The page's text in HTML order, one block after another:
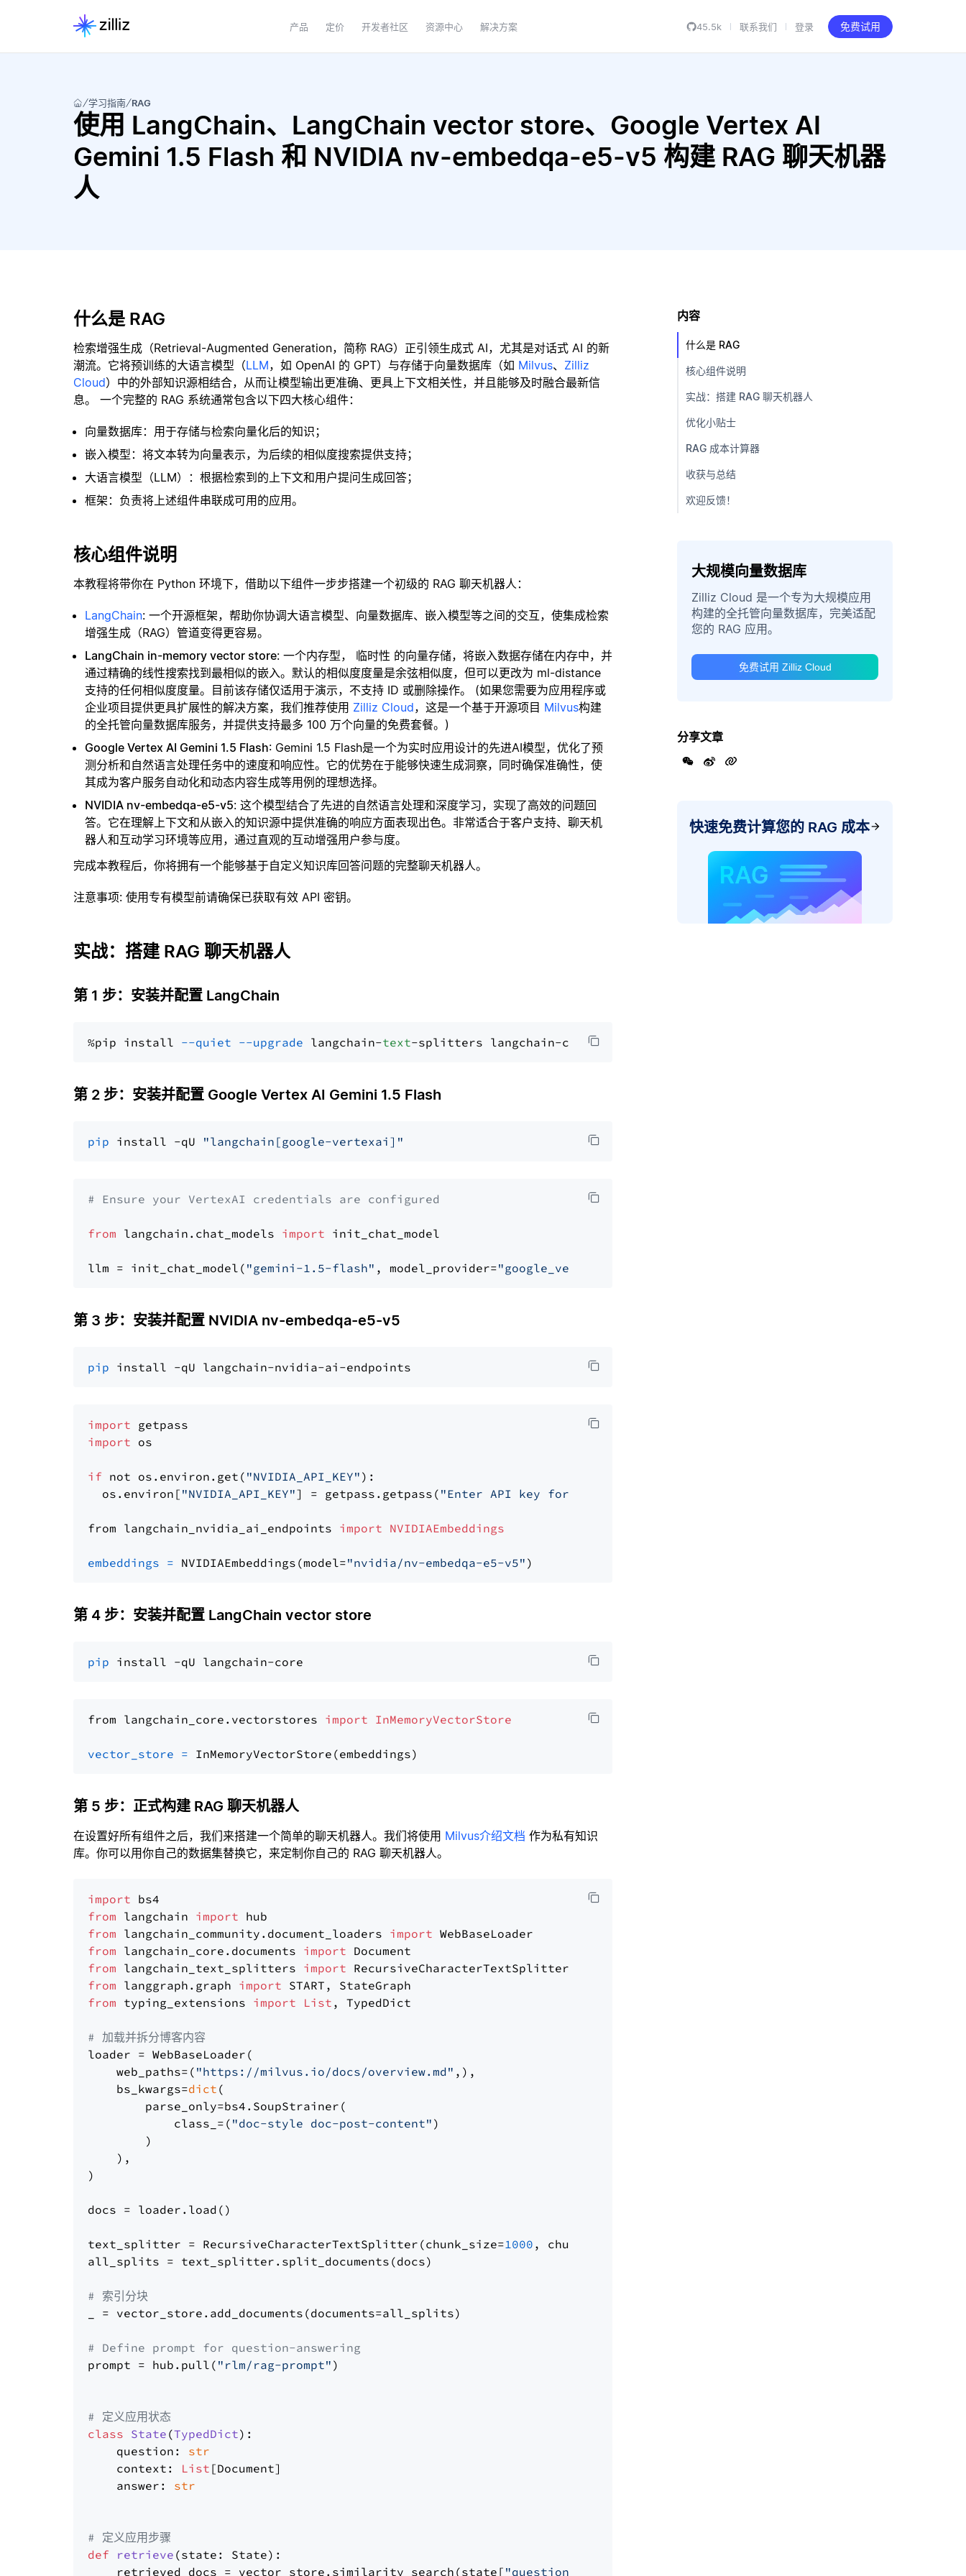
产品 定价 开发者社区 资源中心 解决方案 45.5k 联系我们 登录 免费试用
学习指南 RAG
使用 LangChain、LangChain vector store、Google Vertex AI
Gemini 1.5 Flash 和 NVIDIA nv-embedqa-e5-v5 构建 RAG 聊天机器
人
什么是 RAG
检索增强生成（Retrieval-Augmented Generation，简称 RAG）正引领生成式 AI，尤其是对话式 AI 的新
潮流。它将预训练的大语言模型（LLM，如 OpenAI 的 GPT）与存储于向量数据库（如 Milvus、 Zilliz
Cloud）中的外部知识源相结合，从而让模型输出更准确、更具上下文相关性，并且能够及时融合最新信
息。 一个完整的 RAG 系统通常包含以下四大核心组件：
向量数据库：用于存储与检索向量化后的知识；
嵌入模型：将文本转为向量表示，为后续的相似度搜索提供支持；
大语言模型（LLM）：根据检索到的上下文和用户提问生成回答；
框架：负责将上述组件串联成可用的应用。
核心组件说明
本教程将带你在 Python 环境下，借助以下组件一步步搭建一个初级的 RAG 聊天机器人：
LangChain: 一个开源框架，帮助你协调大语言模型、向量数据库、嵌入模型等之间的交互，使集成检索
增强生成（RAG）管道变得更容易。
LangChain in-memory vector store: 一个内存型， 临时性 的向量存储，将嵌入数据存储在内存中，并
通过精确的线性搜索找到最相似的嵌入。默认的相似度度量是余弦相似度，但可以更改为 ml-distance
支持的任何相似度度量。目前该存储仅适用于演示，不支持 ID 或删除操作。 (如果您需要为应用程序或
企业项目提供更具扩展性的解决方案，我们推荐使用 Zilliz Cloud，这是一个基于开源项目 Milvus构建
的全托管向量数据库服务，并提供支持最多 100 万个向量的免费套餐。)
Google Vertex AI Gemini 1.5 Flash: Gemini 1.5 Flash是一个为实时应用设计的先进AI模型，优化了预
测分析和自然语言处理任务中的速度和响应性。它的优势在于能够快速生成洞察，同时确保准确性，使
其成为客户服务自动化和动态内容生成等用例的理想选择。
NVIDIA nv-embedqa-e5-v5: 这个模型结合了先进的自然语言处理和深度学习，实现了高效的问题回
答。它在理解上下文和从嵌入的知识源中提供准确的响应方面表现出色。非常适合于客户支持、聊天机
器人和互动学习环境等应用，通过直观的互动增强用户参与度。
完成本教程后，你将拥有一个能够基于自定义知识库回答问题的完整聊天机器人。
注意事项: 使用专有模型前请确保已获取有效 API 密钥。
实战：搭建 RAG 聊天机器人
第 1 步：安装并配置 LangChain
%pip install --quiet --upgrade langchain-text
第 2 步：安装并配置 Google Vertex AI Gemini 1.5 Flash
pip install -qU "langchain[google-vertexai]"
# Ensure your VertexAI credentials are configured
from langchain.chat_models import init_chat_model
llm = init_chat_model( "gemini-1.5-flash" , model_provider="google_vertexai"
第 3 步：安装并配置 NVIDIA nv-embedqa-e5-v5
pip
import
import os
if not os.environ.get( "NVIDIA_API_KEY" ):
  os.environ[
"NVIDIA_API_KEY"] = getpass.getpass( "Enter API key for NVIDIA: "
from langchain_nvidia_ai_endpoints import NVIDIAEmbeddings
embeddings = NVIDIAEmbeddings(model="nvidia/nv-embedqa-e5-v5"
第 4 步：安装并配置 LangChain vector store
pip
from langchain_core.vectorstores import InMemoryVectorStore
vector_store =
第 5 步：正式构建 RAG 聊天机器人
在设置好所有组件之后，我们来搭建一个简单的聊天机器人。我们将使用 Milvus介绍文档 作为私有知识
库。你可以用你自己的数据集替换它，来定制你自己的 RAG 聊天机器人。
import
from langchain import
from langchain_community.document_loaders import
from langchain_core.documents import
from langchain_text_splitters import
from langgraph.graph import
from typing_extensions import List , TypedDict
# 加载并拆分博客内容
loader = WebBaseLoader(
    web_paths=(
"https://milvus.io/docs/overview.md" ,),
    bs_kwargs=
dict (
        parse_only=bs4.SoupStrainer(
            class_=(
"doc-style doc-post-content" )
        )
    ),
)
docs = loader.load()
text_splitter = RecursiveCharacterTextSplitter(chunk_size=1000 , chunk_overlap=
all_splits = text_splitter.split_documents(docs)
# 索引分块
_ = vector_store.add_documents(documents=all_splits)
# Define prompt for question-answering
prompt = hub.pull( "rlm/rag-prompt" )
# 定义应用状态
class State (TypedDict):
    question:
str
    context:
List [Document]
    answer:
str
# 定义应用步骤
def
retrieve (state: State):
    retrieved_docs = vector_store.similarity_search(state[
"question"
内容
什么是 RAG
核心组件说明
实战：搭建 RAG 聊天机器人
优化小贴士
RAG 成本计算器
收获与总结
欢迎反馈！
大规模向量数据库
Zilliz Cloud 是一个专为大规模应用
构建的全托管向量数据库，完美适配
您的 RAG 应用。
免费试用 Zilliz Cloud
分享文章
快速免费计算您的 RAG 成本